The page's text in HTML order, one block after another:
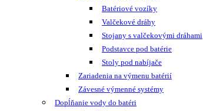
Batériové vozíky
Valčekové dráhy
Stojany s valčekovými dráhami
Podstavce pod batérie
Stoly pod nabíjače
Zariadenia na výmenu batérií
Závesné výmenné systémy
Dopĺňanie vody do batéri